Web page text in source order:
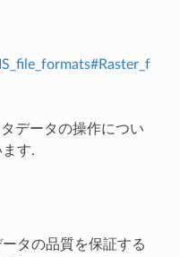
データの操作につい
す.
タの品質を保証する